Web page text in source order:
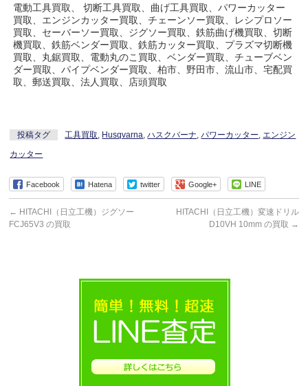
電動工具買取、 切断工具買取、曲げ工具買取、パワーカッター
買取、エンジンカッター買取、チェーンソー買取、レシプロソー
買取、セーバーソー買取、ジグソー買取、鉄筋曲げ機買取、切断
機買取、鉄筋ベンダー買取、鉄筋カッター買取、プラズマ切断機
買取、丸鋸買取、電動丸のこ買取、ベンダー買取、チューブベン
ダー買取、パイプベンダー買取、柏市、野田市、流山市、宅配買
取、郵送買取、法人買取、店頭買取
投稿タグ 工具買取, Husqvarna,ハスクバーナ,パワーカッター, エンジン
カッター
Facebook Hatena twitter Google+ LINE
← HITACHI（日立工機）ジグソー
FCJ65V3 の買取
HITACHI（日立工機）変速ドリル
D10VH 10mm の買取 →